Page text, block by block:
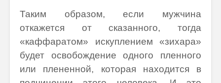
Таким образом, если мужчина
откажется от сказанного, тогда
«каффаратом» искуплением «зихара»
будет освобождение одного пленного
или плененной, которая находится в